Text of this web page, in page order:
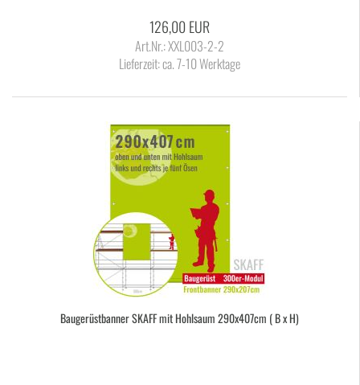
126,00 EUR
Art.Nr.: XXL003-2-2
Lieferzeit:ca. 7-10 Werktage
Bau­ge­rüst­ban­ner SKAFF mit Hohl­saum 290x407cm ( B x H)